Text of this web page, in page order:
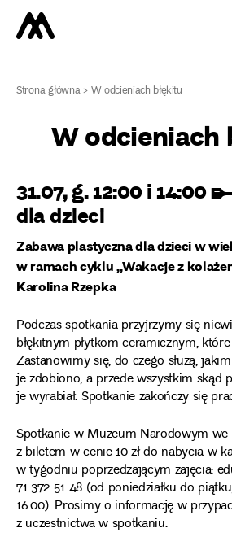
Strona główna>W odcieniach błękitu
W odcieniach
31.07, g. 12:00 i
dla dzieci
Zabawa plastyczna dla dzieci w
w ramach cyklu „Wakacje z
Karolina Rzepka
Podczas spotkania przyjrzymy się
błękitnym płytkom ceramicznym,
Zastanowimy się, do czego służą,
je zdobiono, a przede wszystkim skąd
je wyrabiał. Spotkanie zakończy się
Spotkanie w Muzeum Narodowym we
z biletem w cenie 10 zł do nabycia w
w tygodniu poprzedzającym zajęcia:
71 372 51 48 (od poniedziałku do
16.00). Prosimy o informację w
z uczestnictwa w spotkaniu.